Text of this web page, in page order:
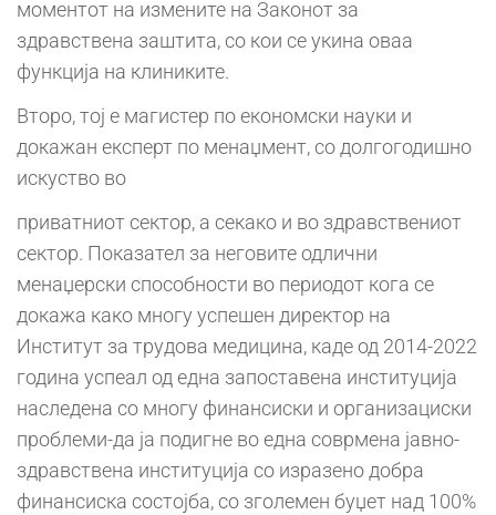
моментот на измените на Законот за
здравствена заштита, со кои се укина оваа
функција на клиниките.
Второ, тој е магистер по економски науки и
докажан експерт по менаџмент, со долгогодишно
искуство во
приватниот сектор, а секако и во здравствениот
сектор. Показател за неговите одлични
менаџерски способности во периодот кога се
докажа како многу успешен директор на
Институт за трудова медицина, каде од 2014-2022
година успеал од една запоставена институција
наследена со многу финансиски и организациски
проблеми-да ја подигне во една соврмена јавно-
здравствена институција со изразено добра
финансиска состојба, со зголемен буџет над 100%